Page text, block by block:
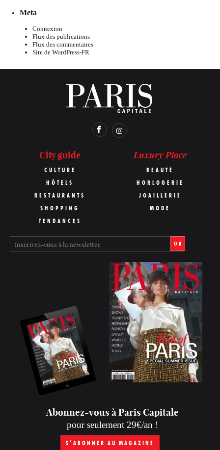
Meta
Connexion
Flux des publications
Flux des commentaires
Site de WordPress-FR
City guide
CULTURE
HÔTELS
RESTAURANTS
SHOPPING
TENDANCES
Luxury Place
BEAUTÉ
HORLOGERIE
JOAILLERIE
MODE
OK
Abonnez-vous à Paris Capitale
pour seulement 29€/an !
S’ABONNER AU MAGAZINE